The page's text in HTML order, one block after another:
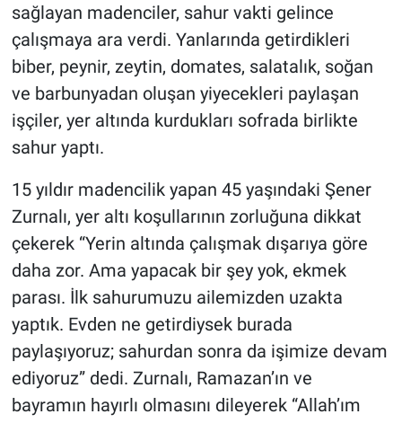
sağlayan madenciler, sahur vakti gelince
çalışmaya ara verdi. Yanlarında getirdikleri
biber, peynir, zeytin, domates, salatalık, soğan
ve barbunyadan oluşan yiyecekleri paylaşan
işçiler, yer altında kurdukları sofrada birlikte
sahur yaptı.
15 yıldır madencilik yapan 45 yaşındaki Şener
Zurnalı, yer altı koşullarının zorluğuna dikkat
çekerek “Yerin altında çalışmak dışarıya göre
daha zor. Ama yapacak bir şey yok, ekmek
parası. İlk sahurumuzu ailemizden uzakta
yaptık. Evden ne getirdiysek burada
paylaşıyoruz; sahurdan sonra da işimize devam
ediyoruz” dedi. Zurnalı, Ramazan’ın ve
bayramın hayırlı olmasını dileyerek “Allah’ım